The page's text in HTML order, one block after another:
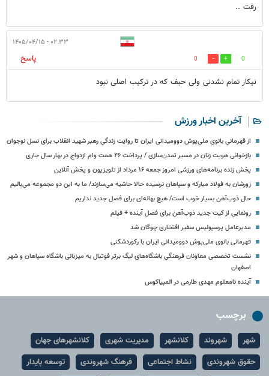
رفت ..
۰۲:۳۳ - ۱۴۰۵/۰۴/۱۵
0
0
پاسخ
نیکار تمام نشدنی ولی حیف که در ترکیب اصلی نبود
آخرین اخبار ورزش
از قهرمانی بانوی ملی‌پوش دوومیدانی ایران تا روایت زندگی رهبر شهید انقلاب برای نسل نوجوان
بازخوانی هویت زنان در مسیر تمدن‌سازی / پرداخت ۴۶ همت وام ازدواج در بهار سال جاری
پخش زنده برنامه‌های ورزشی امروز جمعه ۱۶ مرداد از تلویزیون و پخش آنلاین
زورشان به فولاد مبارکه و سپاهان نرسیده حالا حاشیه می‌سازند/ ما به این دو مجموعه می‌بالیم
حال ذوب‌آهن بسیار خوب است/ هیچ بهانه‌ای برای فصل جدید نداریم
رونمایی از کیت جدید ذوب‌آهن برای فصل آینده + فیلم
مدیرعامل پرسپولیس سفیر افتخاری چوگان شد
قهرمانی بانوی ملی‌پوش دوومیدانی ایران با رکوردشکنی
نشست تخصصی معاونان فرهنگی باشگاه‌های لیگ برتر فوتبال به میزبانی باشگاه سپاهان و شهر
اصفهان
آینده نامعلوم مهدی طارمی در المپیاکوس
برچسب
شهر شهروند کلانشهر مدیریت شهری
کلانشهرهای جهان
حقوق شهروندی
نشاط اجتماعی فرهنگ شهروندی
توسعه پایدار